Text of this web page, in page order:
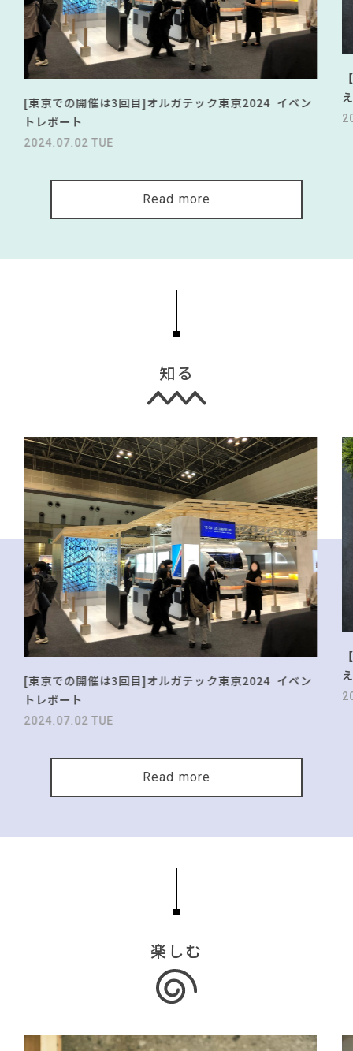
[東京での開催は3回目]オルガテック東京2024 イベン
トレポート
2024.07.02 TUE
Read more
知る
[東京での開催は3回目]オルガテック東京2024 イベン
トレポート
2024.07.02 TUE
Read more
楽しむ